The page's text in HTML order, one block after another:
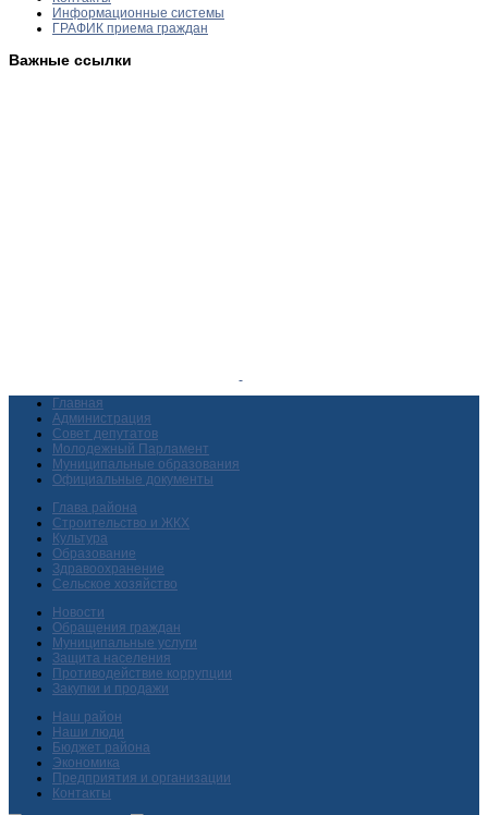
Информационные системы
ГРАФИК приема граждан
Важные ссылки
Главная
Администрация
Совет депутатов
Молодежный Парламент
Муниципальные образования
Официальные документы
Глава района
Строительство и ЖКХ
Культура
Образование
Здравоохранение
Сельское хозяйство
Новости
Обращения граждан
Муниципальные услуги
Защита населения
Противодействие коррупции
Закупки и продажи
Наш район
Наши люди
Бюджет района
Экономика
Предприятия и организации
Контакты